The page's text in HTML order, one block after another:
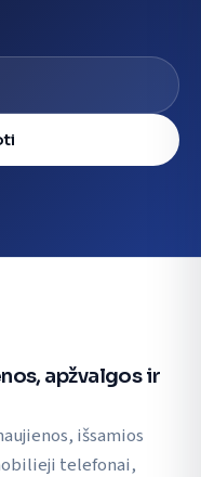
apžvalgos ir
išsamios
telefonai,